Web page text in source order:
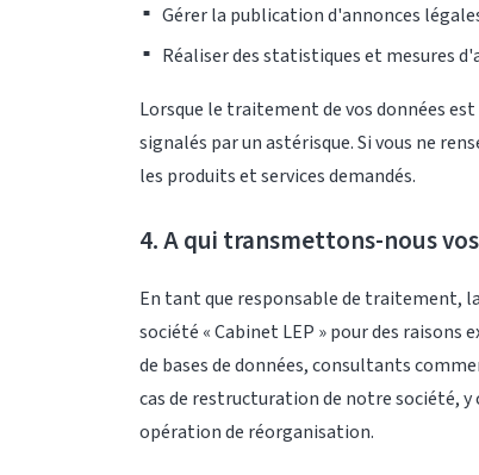
Gérer la publication d'annonces
Réaliser des statistiques et mesures
Lorsque le traitement de vos données
signalés par un astérisque. Si vous ne
les produits et services demandés.
4. A qui transmettons-nous
En tant que responsable de traitement,
société « Cabinet LEP » pour des
de bases de données, consultants
cas de restructuration de notre société,
opération de réorganisation.